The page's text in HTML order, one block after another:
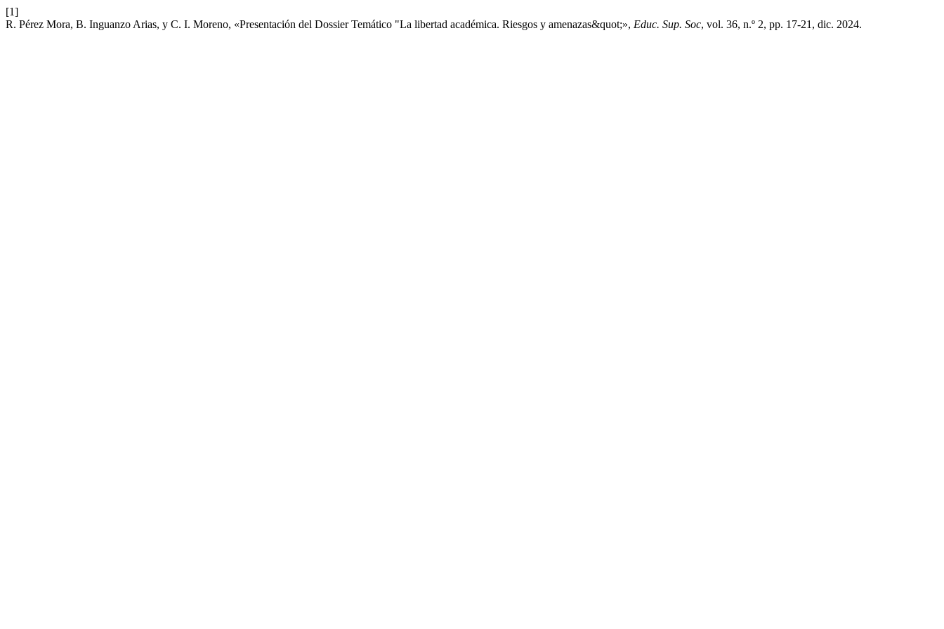
[1]
R. Pérez Mora, B. Inguanzo Arias, y C. I. Moreno, «Presentación del Dossier Temático "La libertad académica. Riesgos y amenazas&quot;», Educ. Sup. Soc, vol. 36, n.º 2, pp. 17-21, dic. 2024.